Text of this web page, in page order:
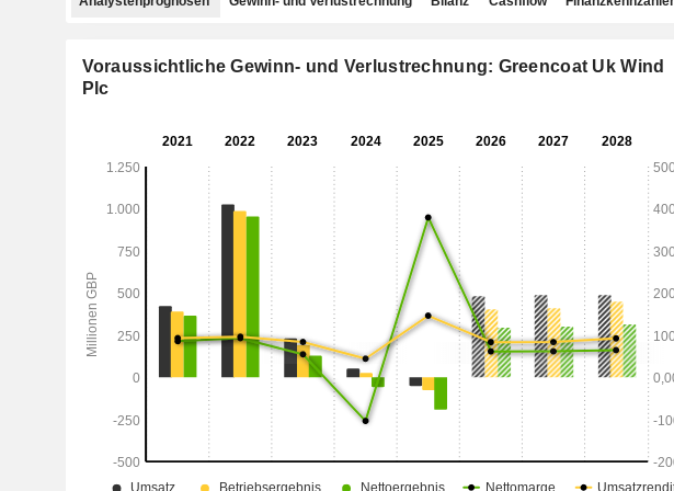
Voraussichtliche Gewinn- und Verlustrechnung: Greencoat Uk Wind
Plc